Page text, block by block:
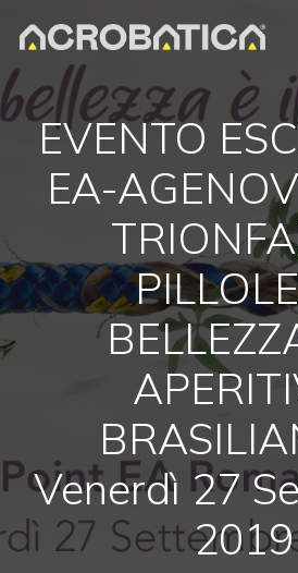
main
content
EVENTO
EA-
Venerdì 27
2019